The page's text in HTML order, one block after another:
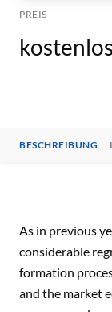
PREIS
kostenlos
BESCHREIBUNG
As in previous
considerable
formation
and the market